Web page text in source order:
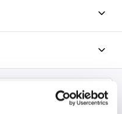
maat er niet